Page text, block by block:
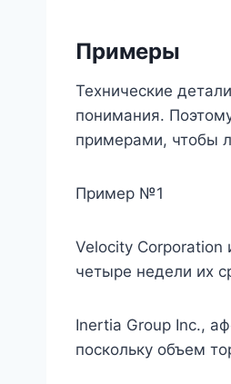
Примеры
Технические
понимания.
примерами, чтобы
Пример №1
Velocity
четыре недели их
Inertia Group Inc.,
поскольку объем